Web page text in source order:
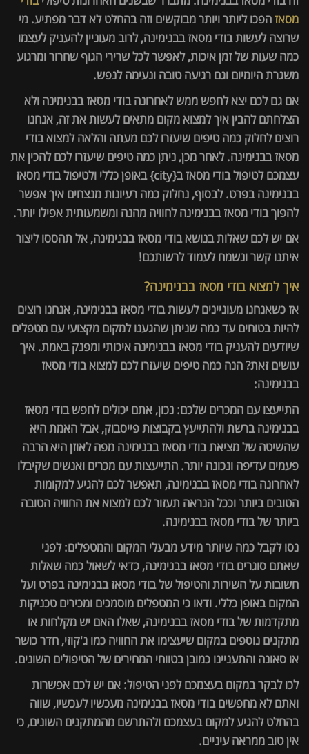
מסאז הפכו ליותר ויותר מבוקשים וזה בהחלט לא דבר מפתיע. מי
שרוצה לעשות בודי מסאז בבנימינה, לרוב מעוניין להעניק לעצמו
כמה שעות של זמן איכות, לאפשר לכל שרירי הגוף שחרור ומרגוע
משגרת היומיום וגם רגיעה טובה ונעימה לנפש.
אם גם לכם יצא לחפש ממש לאחרונה בודי מסאז בבנימינה ולא
הצלחתם להבין איך למצוא מקום מתאים לעשות את זה, אנחנו
רוצים לחלוק כמה טיפים שיעזרו לכם מעתה והלאה למצוא בודי
מסאז בבנימינה. לאחר מכן, ניתן כמה טיפים שיעזרו לכם להכין את
עצמכם לטיפול בודי מסאז ב{city} באופן כללי ולטיפול בודי מסאז
בבנימינה בפרט. לבסוף, נחלוק כמה רעיונות מנצחים איך אפשר
להפוך בודי מסאז בבנימינה לחוויה מהנה ומשמעותית אפילו יותר.
אם יש לכם שאלות בנושא בודי מסאז בבנימינה, אל תהססו ליצור
איתנו קשר ונשמח לעמוד לרשותכם!
איך למצוא בודי מסאז בבנימינה?
אז כשאנחנו מעוניינים לעשות בודי מסאז בבנימינה, אנחנו רוצים
להיות בטוחים עד כמה שניתן שהגענו למקום מקצועי עם מטפלים
שיודעים להעניק בודי מסאז בבנימינה איכותי ומפנק באמת. איך
עושים זאת? הנה כמה טיפים שיעזרו לכם למצוא בודי מסאז
בבנימינה:
התייעצו עם המכרים שלכם: נכון, אתם יכולים לחפש בודי מסאז
בבנימינה ברשת ולהתייעץ בקבוצות פייסבוק, אבל האמת היא
שהשיטה של מציאת בודי מסאז בבנימינה מפה לאוזן היא הרבה
פעמים עדיפה ונכונה יותר. התייעצות עם מכרים ואנשים שקיבלו
לאחרונה בודי מסאז בבנימינה, תאפשר לכם להגיע למקומות
הטובים ביותר וככל הנראה תעזור לכם למצוא את החוויה הטובה
ביותר של בודי מסאז בבנימינה.
נסו לקבל כמה שיותר מידע מבעלי המקום והמטפלים: לפני
שאתם סוגרים בודי מסאז בבנימינה, כדאי לשאול כמה שאלות
חשובות על השירות והטיפול של בודי מסאז בבנימינה בפרט ועל
המקום באופן כללי. ודאו כי המטפלים מוסמכים ומכירים טכניקות
מתקדמות של בודי מסאז בבנימינה, שאלו האם יש מקלחות או
מתקנים נוספים במקום שיעצימו את החוויה כמו ג'קוזי, חדר כושר
או סאונה והתעניינו כמובן בטווחי המחירים של הטיפולים השונים.
לכו לבקר במקום בעצמכם לפני הטיפול: אם יש לכם אפשרות
ואתם לא מחפשים בודי מסאז בבנימינה מעכשיו לעכשיו, שווה
בהחלט להגיע למקום בעצמכם ולהתרשם מהמתקנים השונים, כי
אין טוב ממראה עיניים.